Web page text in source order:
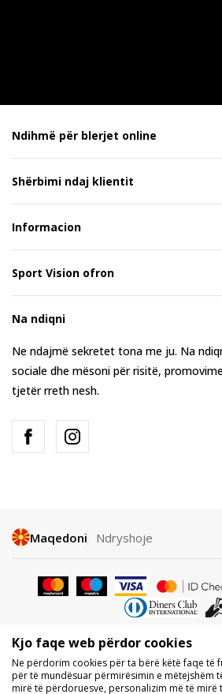
Ndihmë për blerjet online
Shërbimi ndaj klientit
Informacion
Sport Vision ofron
Na ndiqni
Ne ndajmë sekretet tona me ju. Na
sociale dhe mësoni për risitë,
tjetër rreth nesh.
Maqedoni Ndryshoje
Nuk lejohet shkarkimi ose përdorimi i
të BDS.MK, pjesërisht ose tërësisht, dhe i
tregtare, përmbajtjes komerciale, as
Kjo faqe web përdor cookies
Ne përdorim cookies për ta bërë këtë faqe të
për të mundësuar përmirësimin e mëtejshëm
mirë të përdoruesve, personalizim më të mirë